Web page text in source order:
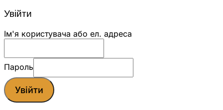
Увійти
Ім'я користувача або ел. адреса
Пароль
Увійти